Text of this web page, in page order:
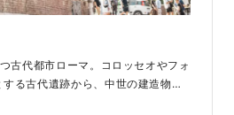
古代都市ローマ。コロッセオやフォ
る古代遺跡から、中世の建造物や
が当時の姿のまま佇む魅力的なロ